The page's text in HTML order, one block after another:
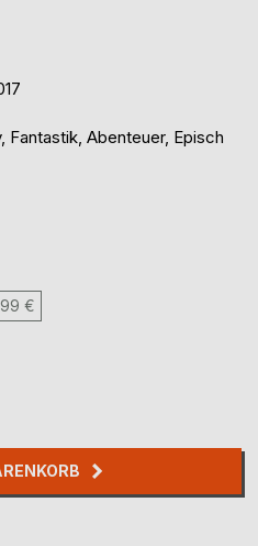
Fantastik, Abenteuer, Episch
€